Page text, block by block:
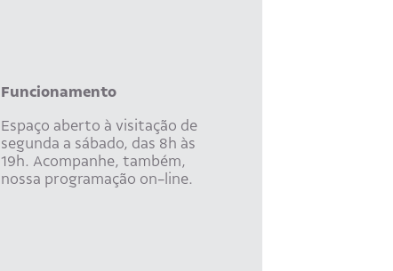
Funcionamento
Espaço aberto à visitação de
segunda a sábado, das 8h às
19h. Acompanhe, também,
nossa programação on-line.